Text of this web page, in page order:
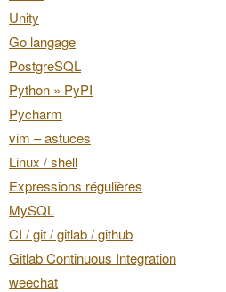
Unity
Go langage
PostgreSQL
Python » PyPI
Pycharm
vim – astuces
Linux / shell
Expressions régulières
MySQL
CI / git / gitlab / github
Gitlab Continuous Integration
weechat